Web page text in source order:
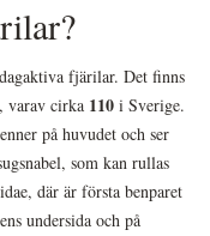
fjärilar. Det finns
varav cirka 110 i Sverige.
på huvudet och ser
som kan rullas
där är första benparet
undersida och på